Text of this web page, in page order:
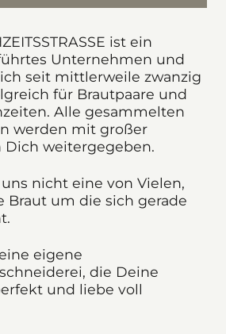
ist ein
Unternehmen und
seit mittlerweile zwanzig
für Brautpaare und
Alle gesammelten
werden mit großer
Dich weitergegeben.
nicht eine von Vielen,
Braut um die sich gerade
eigene
die Deine
und liebe voll